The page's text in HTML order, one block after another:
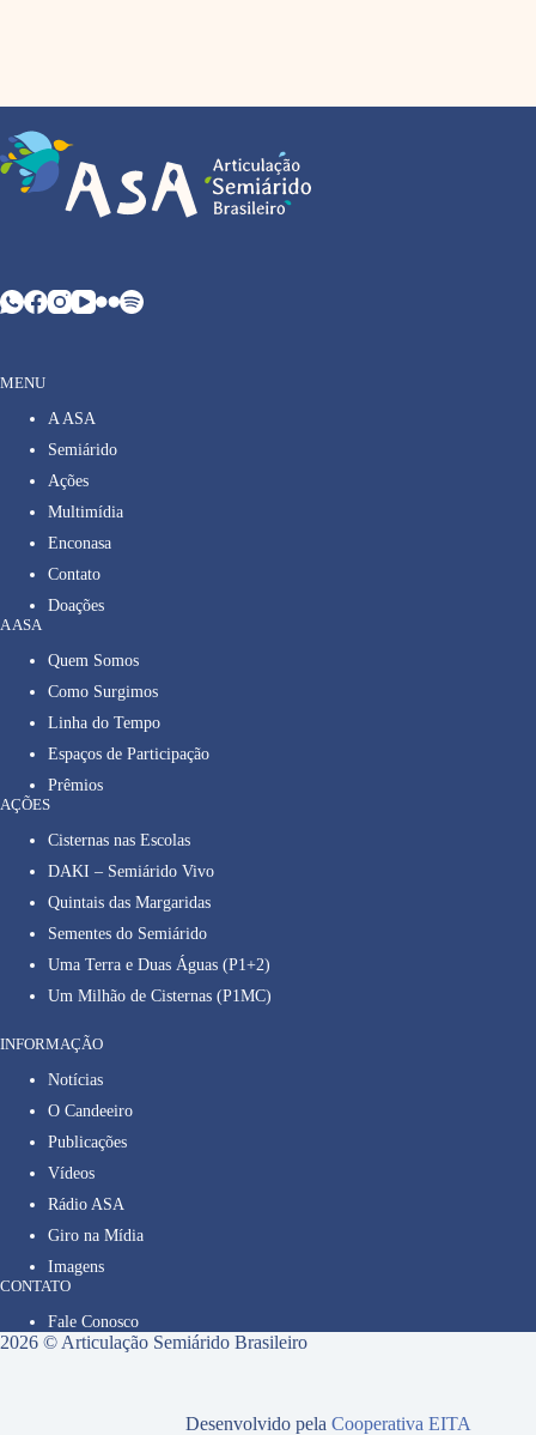
MENU
A ASA
Semiárido
Ações
Multimídia
Enconasa
Contato
Doações
A ASA
Quem Somos
Como Surgimos
Linha do Tempo
Espaços de Participação
Prêmios
AÇÕES
Cisternas nas Escolas
DAKI – Semiárido Vivo
Quintais das Margaridas
Sementes do Semiárido
Uma Terra e Duas Águas (P1+2)
Um Milhão de Cisternas (P1MC)
INFORMAÇÃO
Notícias
O Candeeiro
Publicações
Vídeos
Rádio ASA
Giro na Mídia
Imagens
CONTATO
Fale Conosco
2026 © Articulação Semiárido Brasileiro
Desenvolvido pelaCooperativa EITA